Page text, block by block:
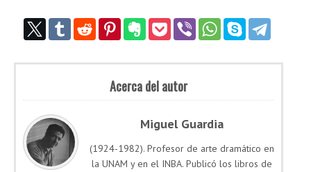
Acerca del autor
Miguel Guardia
(1924-1982). Profesor de arte dramático en
la UNAM y en el INBA. Publicó los libros de